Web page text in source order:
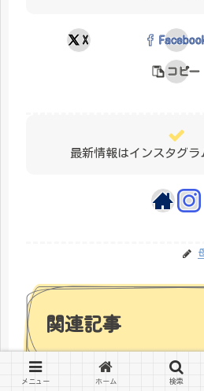
X
コピー
最新情報はインスタグラ
関連記事
メニュー ホーム 検索